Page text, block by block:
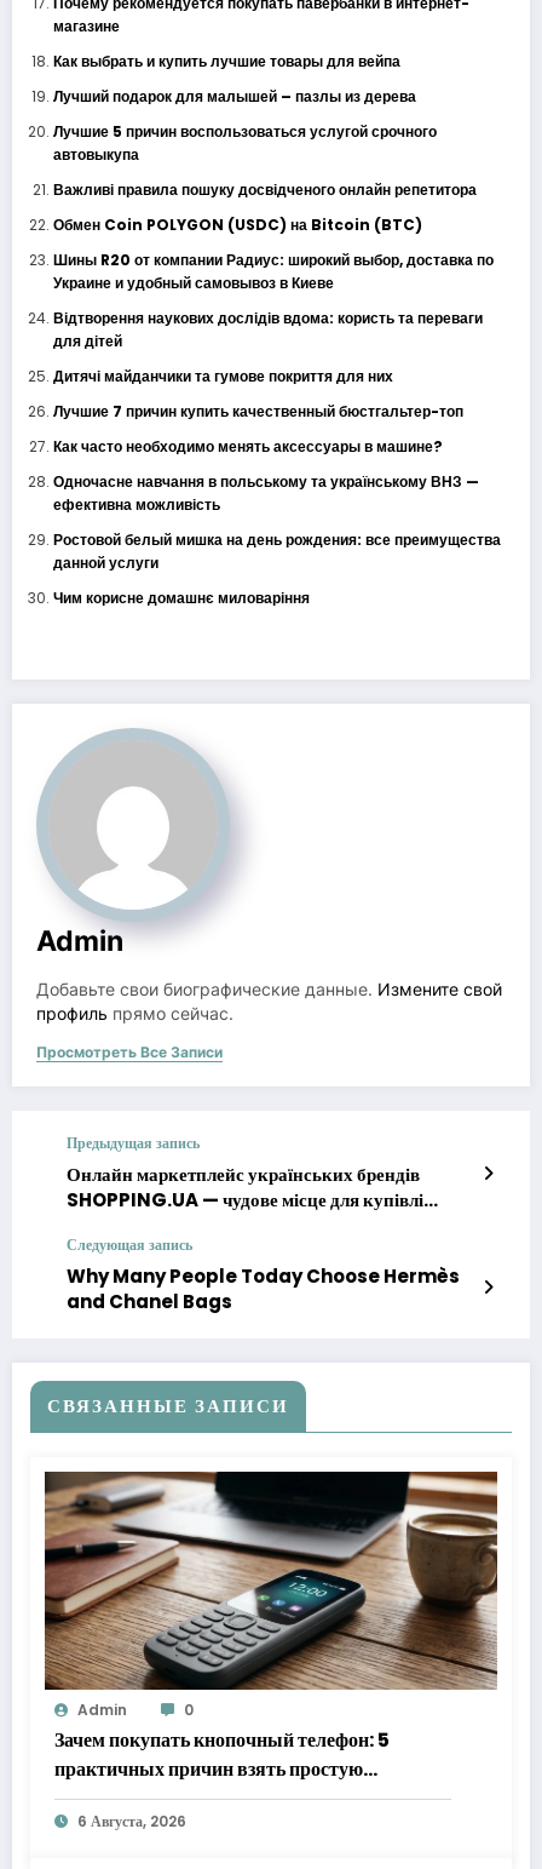
магазине
Как выбрать и купить лучшие товары для вейпа
Лучший подарок для малышей – пазлы из дерева
Лучшие 5 причин воспользоваться услугой срочного
автовыкупа
Важливі правила пошуку досвідченого онлайн репетитора
Обмен Coin POLYGON (USDC) на Bitcoin (BTC)
Шины R20 от компании Радиус: широкий выбор, доставка по
Украине и удобный самовывоз в Киеве
Відтворення наукових дослідів вдома: користь та переваги
для дітей
Дитячі майданчики та гумове покриття для них
Лучшие 7 причин купить качественный бюстгальтер-топ
Как часто необходимо менять аксессуары в машине?
Одночасне навчання в польському та українському ВНЗ —
ефективна можливість
Ростовой белый мишка на день рождения: все преимущества
данной услуги
Чим корисне домашнє миловаріння
Admin
Добавьте свои биографические данные. Измените свой
профиль прямо сейчас.
Просмотреть Все Записи
Предыдущая запись
Онлайн маркетплейс українських брендів
SHOPPING.UA — чудове місце для купівлі
Следующая запись
Why Many People Today Choose Hermès
and Chanel Bags
СВЯЗАННЫЕ ЗАПИСИ
Admin 0
Зачем покупать кнопочный телефон: 5
практичных причин взять простую
«звонилку»
6 Августа, 2026